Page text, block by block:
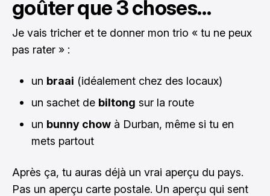
goûter que 3 choses…
Je vais tricher et te donner mon trio « tu ne peux
pas rater » :
un braai (idéalement chez des locaux)
un sachet de biltong sur la route
un bunny chow à Durban, même si tu en
mets partout
Après ça, tu auras déjà un vrai aperçu du pays.
Pas un aperçu carte postale. Un aperçu qui sent